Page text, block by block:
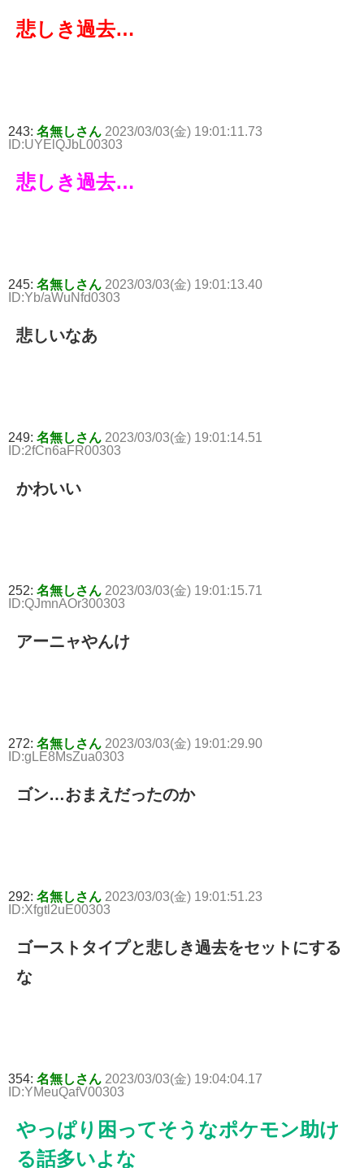
悲しき過去…
243: 名無しさん 2023/03/03(金) 19:01:11.73
ID:UYElQJbL00303
悲しき過去…
245: 名無しさん 2023/03/03(金) 19:01:13.40
ID:Yb/aWuNfd0303
悲しいなあ
249: 名無しさん 2023/03/03(金) 19:01:14.51
ID:2fCn6aFR00303
かわいい
252: 名無しさん 2023/03/03(金) 19:01:15.71
ID:QJmnAOr300303
アーニャやんけ
272: 名無しさん 2023/03/03(金) 19:01:29.90
ID:gLE8MsZua0303
ゴン…おまえだったのか
292: 名無しさん 2023/03/03(金) 19:01:51.23
ID:Xfgtl2uE00303
ゴーストタイプと悲しき過去をセットにする
な
354: 名無しさん 2023/03/03(金) 19:04:04.17
ID:YMeuQafV00303
やっぱり困ってそうなポケモン助け
る話多いよな